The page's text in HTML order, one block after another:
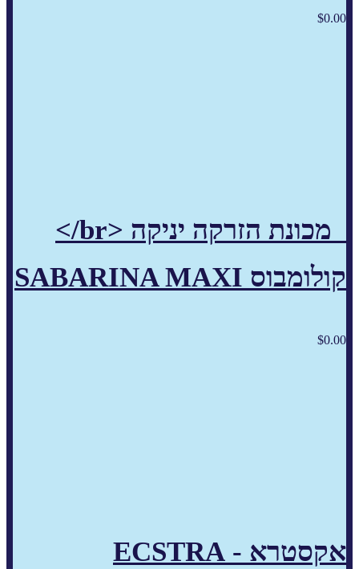
$0.00
מכונת הזרקה יניקה <br/>
קולומבוס SABARINA MAXI
$0.00
אקסטרא - ECSTRA